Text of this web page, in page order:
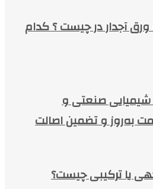
آجدار در چیست ؟ کدام
شیمیایی صنعتی و
به‌روز و تضمین اصالت
یا ترکیبی چیست؟